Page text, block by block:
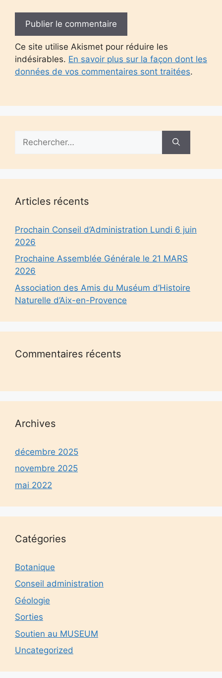
Ce site utilise Akismet pour réduire les
indésirables. En savoir plus sur la façon dont les
données de vos commentaires sont traitées.
Articles récents
Prochain Conseil d’Administration Lundi 6 juin
2026
Prochaine Assemblée Générale le 21 MARS
2026
Association des Amis du Muséum d’Histoire
Naturelle d’Aix-en-Provence
Commentaires récents
Archives
décembre 2025
novembre 2025
mai 2022
Catégories
Botanique
Conseil administration
Géologie
Sorties
Soutien au MUSEUM
Uncategorized